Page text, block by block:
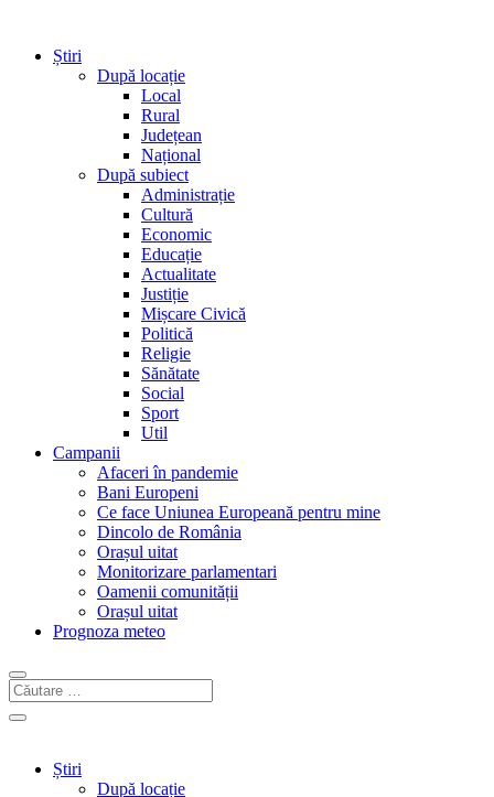
Știri
După locație
Local
Rural
Județean
Național
După subiect
Administrație
Cultură
Economic
Educație
Actualitate
Justiție
Mișcare Civică
Politică
Religie
Sănătate
Social
Sport
Util
Campanii
Afaceri în pandemie
Bani Europeni
Ce face Uniunea Europeană pentru mine
Dincolo de România
Orașul uitat
Monitorizare parlamentari
Oamenii comunității
Orașul uitat
Prognoza meteo
Știri
După locație